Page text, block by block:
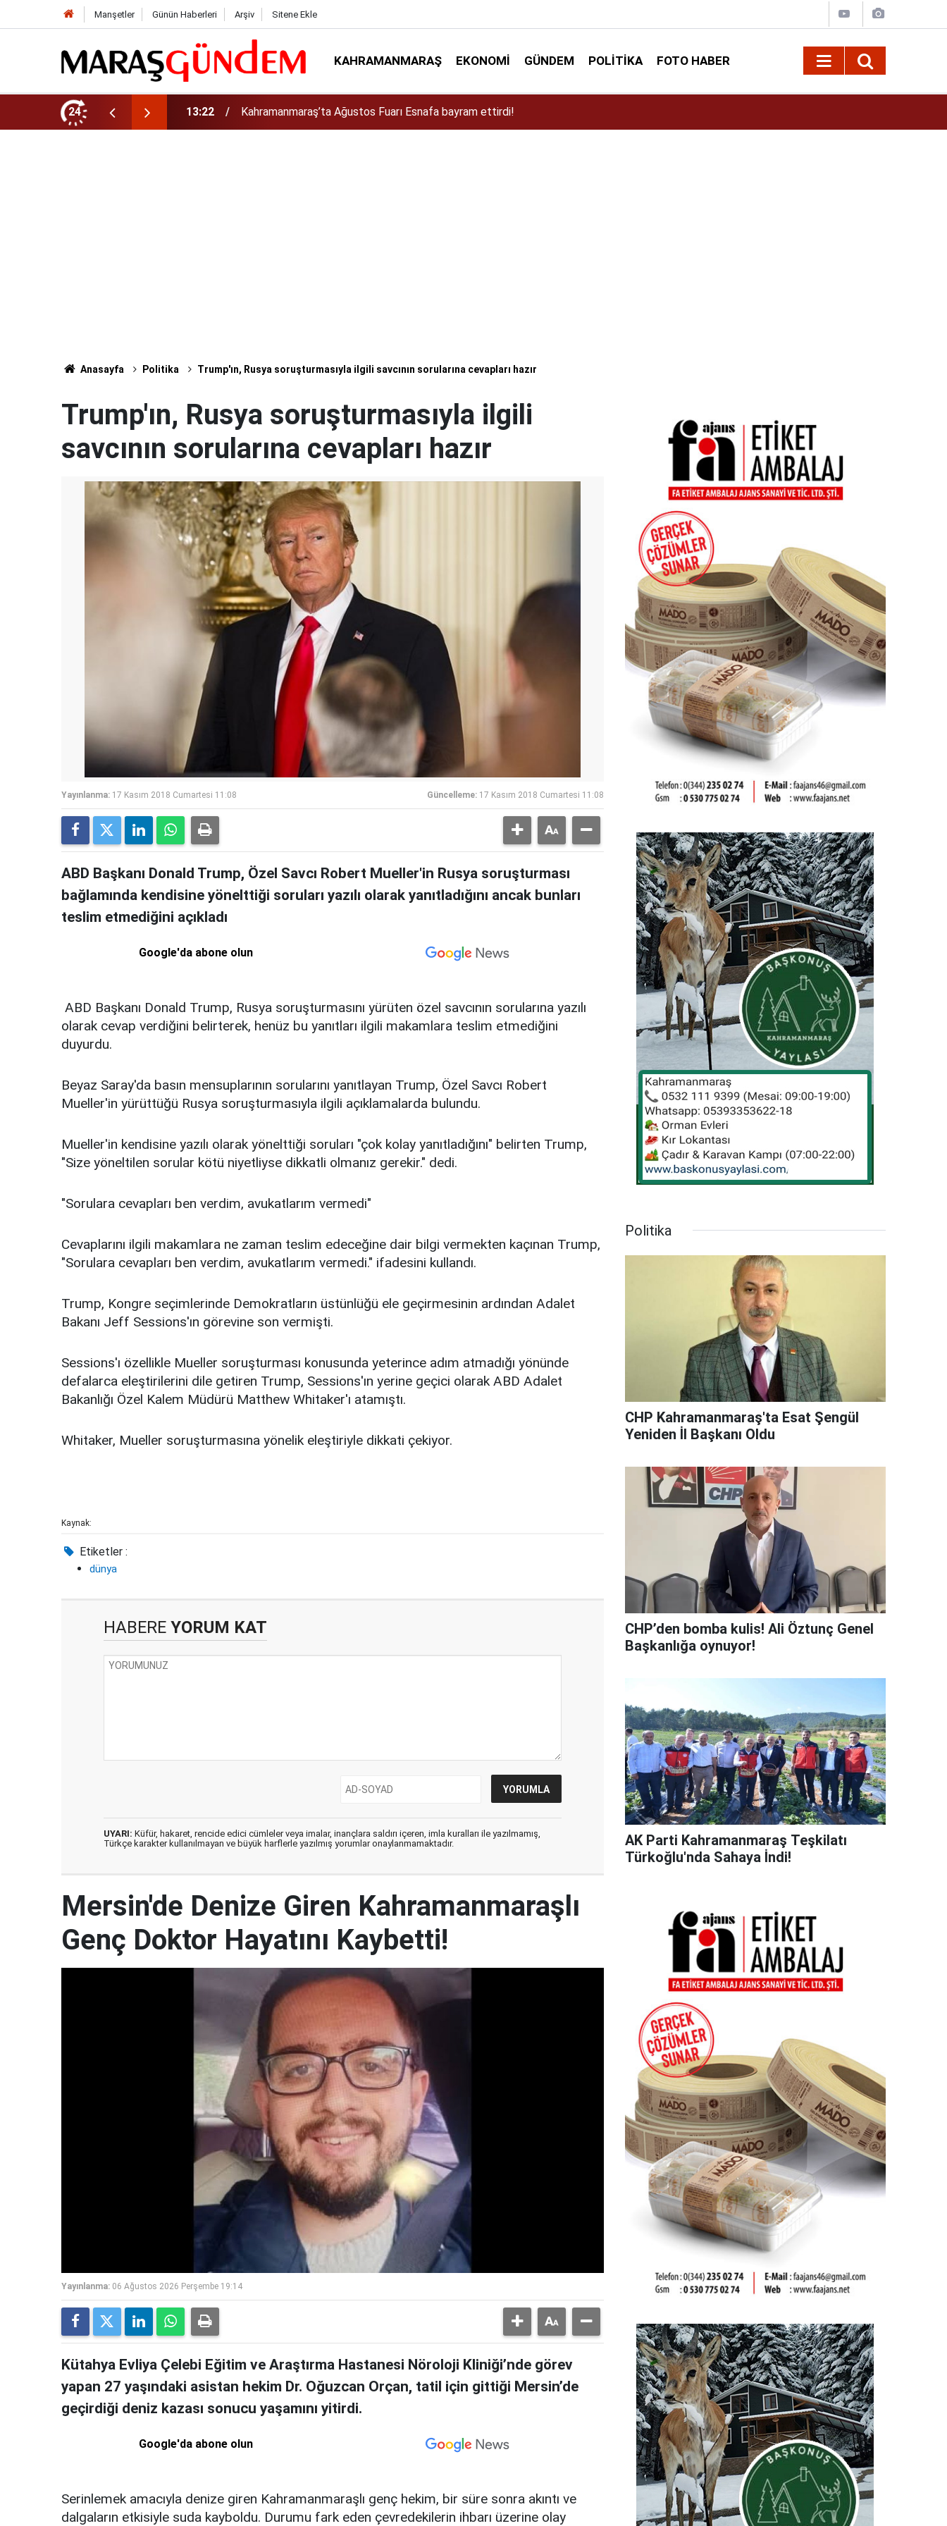
Manşetler Günün Haberleri Arşiv Sitene Ekle
KAHRAMANMARAŞ EKONOMI GÜNDEM POLITIKA FOTO HABER
24 13:17 Kahramanmaraş’ta Dulkadiroğlu Kırsalına 45 Milyonluk Yol Yatırımı!
Anasayfa Politika Trump'ın, Rusya soruşturmasıyla ilgili savcının sorularına cevapları hazır
Trump'ın, Rusya soruşturmasıyla ilgili
savcının sorularına cevapları hazır
Yayınlanma: 17 Kasım 2018 Cumartesi 11:08 Güncelleme: 17 Kasım 2018 Cumartesi 11:08
ABD Başkanı Donald Trump, Özel Savcı Robert Mueller'in Rusya soruşturması
bağlamında kendisine yönelttiği soruları yazılı olarak yanıtladığını ancak bunları
teslim etmediğini açıkladı
Google'da abone olun
ABD Başkanı Donald Trump, Rusya soruşturmasını yürüten özel savcının sorularına yazılı
olarak cevap verdiğini belirterek, henüz bu yanıtları ilgili makamlara teslim etmediğini
duyurdu.
Beyaz Saray'da basın mensuplarının sorularını yanıtlayan Trump, Özel Savcı Robert
Mueller'in yürüttüğü Rusya soruşturmasıyla ilgili açıklamalarda bulundu.
Mueller'in kendisine yazılı olarak yönelttiği soruları "çok kolay yanıtladığını" belirten Trump,
"Size yöneltilen sorular kötü niyetliyse dikkatli olmanız gerekir." dedi.
"Sorulara cevapları ben verdim, avukatlarım vermedi"
Cevaplarını ilgili makamlara ne zaman teslim edeceğine dair bilgi vermekten kaçınan Trump,
"Sorulara cevapları ben verdim, avukatlarım vermedi." ifadesini kullandı.
Trump, Kongre seçimlerinde Demokratların üstünlüğü ele geçirmesinin ardından Adalet
Bakanı Jeff Sessions'ın görevine son vermişti.
Sessions'ı özellikle Mueller soruşturması konusunda yeterince adım atmadığı yönünde
defalarca eleştirilerini dile getiren Trump, Sessions'ın yerine geçici olarak ABD Adalet
Bakanlığı Özel Kalem Müdürü Matthew Whitaker'ı atamıştı.
Whitaker, Mueller soruşturmasına yönelik eleştiriyle dikkati çekiyor.
Kaynak:
Etiketler :
dünya
HABERE YORUM KAT
UYARI: Küfür, hakaret, rencide edici cümleler veya imalar, inançlara saldırı içeren, imla kuralları ile yazılmamış,
Türkçe karakter kullanılmayan ve büyük harflerle yazılmış yorumlar onaylanmamaktadır.
Politika
CHP Kahramanmaraş'ta Esat Şengül
Yeniden İl Başkanı Oldu
CHP’den bomba kulis! Ali Öztunç Genel
Başkanlığa oynuyor!
AK Parti Kahramanmaraş Teşkilatı
Türkoğlu'nda Sahaya İndi!
Mersin'de Denize Giren Kahramanmaraşlı
Genç Doktor Hayatını Kaybetti!
Yayınlanma: 06 Ağustos 2026 Perşembe 19:14
Kütahya Evliya Çelebi Eğitim ve Araştırma Hastanesi Nöroloji Kliniği’nde görev
yapan 27 yaşındaki asistan hekim Dr. Oğuzcan Orçan, tatil için gittiği Mersin’de
geçirdiği deniz kazası sonucu yaşamını yitirdi.
Google'da abone olun
Serinlemek amacıyla denize giren Kahramanmaraşlı genç hekim, bir süre sonra akıntı ve
dalgaların etkisiyle suda kayboldu. Durumu fark eden çevredekilerin ihbarı üzerine olay